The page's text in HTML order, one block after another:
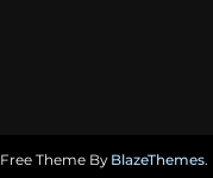
Theme By BlazeThemes.